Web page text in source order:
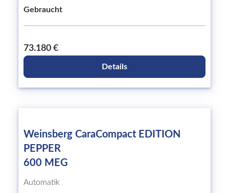
Gebraucht
73.180 €
Details
Weinsberg CaraCompact EDITION
PEPPER
600 MEG
Automatik